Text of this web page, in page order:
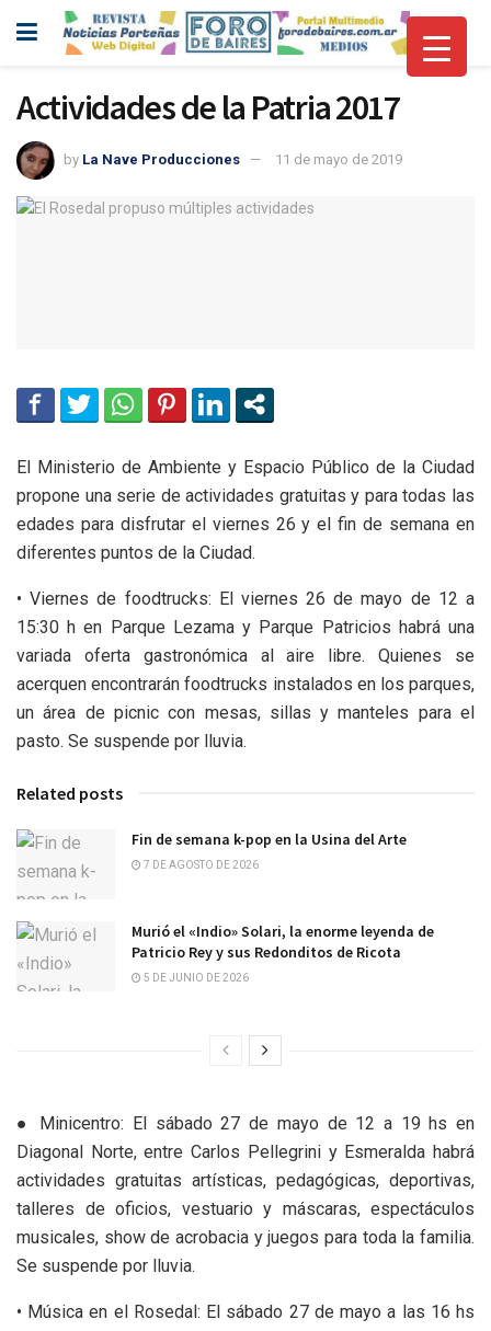
Actividades de la Patria 2017
by La Nave Producciones 11 de mayo de 2019
El Ministerio de Ambiente y Espacio Público de la Ciudad
propone una serie de actividades gratuitas y para todas las
edades para disfrutar el viernes 26 y el fin de semana en
diferentes puntos de la Ciudad.
• Viernes de foodtrucks: El viernes 26 de mayo de 12 a
15:30 h en Parque Lezama y Parque Patricios habrá una
variada oferta gastronómica al aire libre. Quienes se
acerquen encontrarán foodtrucks instalados en los parques,
un área de picnic con mesas, sillas y manteles para el
pasto. Se suspende por lluvia.
Related posts
Fin de semana k-pop en la Usina del Arte
7 DE AGOSTO DE 2026
Murió el «Indio» Solari, la enorme leyenda de
Patricio Rey y sus Redonditos de Ricota
5 DE JUNIO DE 2026
● Minicentro: El sábado 27 de mayo de 12 a 19 hs en
Diagonal Norte, entre Carlos Pellegrini y Esmeralda habrá
actividades gratuitas artísticas, pedagógicas, deportivas,
talleres de oficios, vestuario y máscaras, espectáculos
musicales, show de acrobacia y juegos para toda la familia.
Se suspende por lluvia.
• Música en el Rosedal: El sábado 27 de mayo a las 16 hs